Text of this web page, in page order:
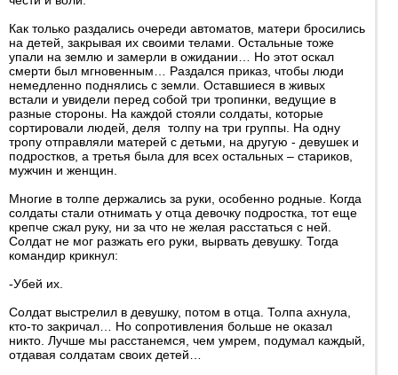
Как только раздались очереди автоматов, матери бросились
на детей, закрывая их своими телами. Остальные тоже
упали на землю и замерли в ожидании… Но этот оскал
смерти был мгновенным… Раздался приказ, чтобы люди
немедленно поднялись с земли. Оставшиеся в живых
встали и увидели перед собой три тропинки, ведущие в
разные стороны. На каждой стояли солдаты, которые
сортировали людей, деля толпу на три группы. На одну
тропу отправляли матерей с детьми, на другую - девушек и
подростков, а третья была для всех остальных – стариков,
мужчин и женщин.
Многие в толпе держались за руки, особенно родные. Когда
солдаты стали отнимать у отца девочку подростка, тот еще
крепче сжал руку, ни за что не желая расстаться с ней.
Солдат не мог разжать его руки, вырвать девушку. Тогда
командир крикнул:
-Убей их.
Солдат выстрелил в девушку, потом в отца. Толпа ахнула,
кто-то закричал… Но сопротивления больше не оказал
никто. Лучше мы расстанемся, чем умрем, подумал каждый,
отдавая солдатам своих детей…